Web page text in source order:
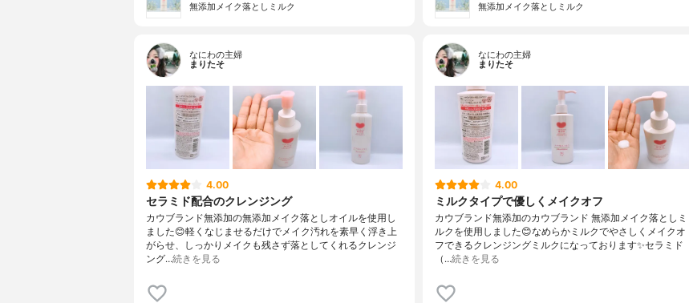
無添加メイク落としミルク
無添加メイク落としミルク
なにわの主婦
まりたそ
4.00
セラミド配合のクレンジング
カウブランド無添加の無添加メイク落としオイルを使用し
ました😊軽くなじませるだけでメイク汚れを素早く浮き上
がらせ、しっかりメイクも残さず落としてくれるクレンジ
ング…続きを見る
なにわの主婦
まりたそ
4.00
ミルクタイプで優しくメイクオフ
カウブランド無添加のカウブランド 無添加メイク落としミ
ルクを使用しました😊なめらかミルクでやさしくメイクオ
フできるクレンジングミルクになっております✨セラミド
（…続きを見る